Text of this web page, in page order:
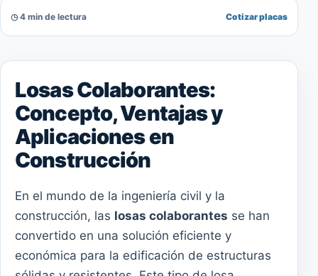
◷ 4 min de lectura Cotizar placas
Losas Colaborantes:
Concepto, Ventajas y
Aplicaciones en
Construcción
En el mundo de la ingeniería civil y la
construcción, las losas colaborantes se han
convertido en una solución eficiente y
económica para la edificación de estructuras